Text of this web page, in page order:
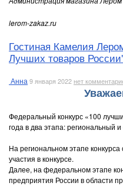
lerom-zakaz.ru
Гостиная Камелия
Лучших товаров
Анна 9 января 2022 нет
Федеральный конкурс «100
года в два этапа: региональный
На региональном этапе
участия в конкурсе.
Далее, на федеральном этапе
предприятия России в области